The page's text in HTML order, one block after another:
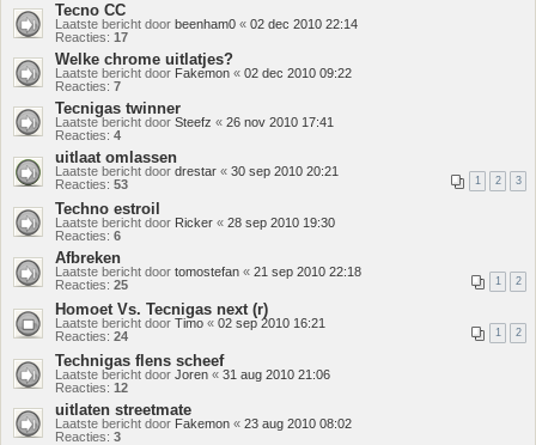
Tecno CC
Laatste bericht door beenham0 « 02 dec 2010 22:14
Reacties: 17
Welke chrome uitlatjes?
Laatste bericht door Fakemon « 02 dec 2010 09:22
Reacties: 7
Tecnigas twinner
Laatste bericht door Steefz « 26 nov 2010 17:41
Reacties: 4
uitlaat omlassen
Laatste bericht door drestar « 30 sep 2010 20:21
Reacties: 53 1 2 3
Techno estroil
Laatste bericht door Ricker « 28 sep 2010 19:30
Reacties: 6
Afbreken
Laatste bericht door tomostefan « 21 sep 2010 22:18
Reacties: 25 1 2
Homoet Vs. Tecnigas next (r)
Laatste bericht door Timo « 02 sep 2010 16:21
Reacties: 24 1 2
Technigas flens scheef
Laatste bericht door Joren « 31 aug 2010 21:06
Reacties: 12
uitlaten streetmate
Laatste bericht door Fakemon « 23 aug 2010 08:02
Reacties: 3